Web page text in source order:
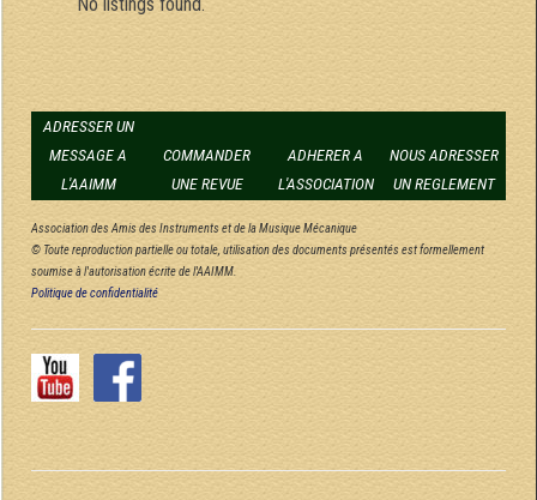
ADRESSER UN
MESSAGE A
L'AAIMM
COMMANDER
UNE REVUE
ADHERER A
L'ASSOCIATION
NOUS ADRESSER
UN REGLEMENT
Association des Amis des Instruments et de la Musique Mécanique
© Toute reproduction partielle ou totale, utilisation des documents présentés est formellement
soumise à l'autorisation écrite de l'AAIMM.
Politique de confidentialité